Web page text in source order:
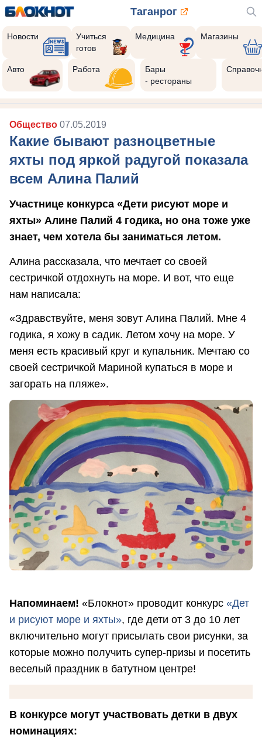
Таганрог
Новости
Учиться
готов
Медицина Магазины
Авто Работа
Бары
- рестораны
Общество 07.05.2019
Какие бывают разноцветные
яхты под яркой радугой показала
всем Алина Палий
Участнице конкурса «Дети рисуют море и
яхты» Алине Палий 4 годика, но она тоже уже
знает, чем хотела бы заниматься летом.
Алина рассказала, что мечтает со своей
сестричкой отдохнуть на море. И вот, что еще
нам написала:
«Здравствуйте, меня зовут Алина Палий. Мне 4
годика, я хожу в садик. Летом хочу на море. У
меня есть красивый круг и купальник. Мечтаю со
своей сестричкой Мариной купаться в море и
загорать на пляже».
Напоминаем! «Блокнот» проводит конкурс «Дет
и рисуют море и яхты», где дети от 3 до 10 лет
включительно могут присылать свои рисунки, за
которые можно получить супер-призы и посетить
веселый праздник в батутном центре!
В конкурсе могут участвовать детки в двух
номинациях: